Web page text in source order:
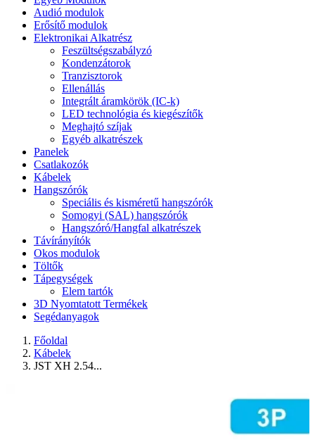
Audió modulok
Erősítő modulok
Elektronikai Alkatrész
Feszültségszabályzó
Kondenzátorok
Tranzisztorok
Ellenállás
Integrált áramkörök (IC-k)
LED technológia és kiegészítők
Meghajtó szíjak
Egyéb alkatrészek
Panelek
Csatlakozók
Kábelek
Hangszórók
Speciális és kisméretű hangszórók
Somogyi (SAL) hangszórók
Hangszóró/Hangfal alkatrészek
Távírányítók
Okos modulok
Töltők
Tápegységek
Elem tartók
3D Nyomtatott Termékek
Segédanyagok
Főoldal
Kábelek
JST XH 2.54...